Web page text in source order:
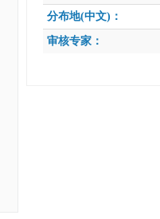
分布地(中文)：
审核专家：